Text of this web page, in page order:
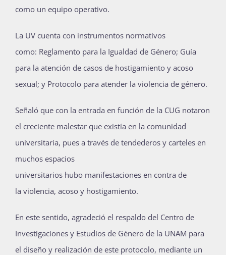
como un equipo operativo.
La UV cuenta con instrumentos normativos
como: Reglamento para la Igualdad de Género; Guía
para la atención de casos de hostigamiento y acoso
sexual; y Protocolo para atender la violencia de género.
Señaló que con la entrada en función de la CUG notaron
el creciente malestar que existía en la comunidad
universitaria, pues a través de tendederos y carteles en
muchos espacios
universitarios hubo manifestaciones en contra de
la violencia, acoso y hostigamiento.
En este sentido, agradeció el respaldo del Centro de
Investigaciones y Estudios de Género de la UNAM para
el diseño y realización de este protocolo, mediante un